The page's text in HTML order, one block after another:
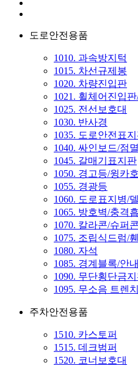
도로안전용품
1010. 과속방지턱
1015. 차선규제봉
1020. 차량진입판
1021. 휠체어진입
1025. 전선보호대
1030. 반사경
1035. 도로안전표
1040. 싸인보드/점
1045. 갈매기표지판
1050. 경고등/윙카
1055. 경광등
1060. 도로표지병/
1065. 방호벽/충격
1070. 칼라콘/슈퍼콘
1075. 조립식드럼/
1080. 자석
1085. 경계블록/안
1090. 무단횡단금
1095. 무소음 트렌치
주차안전용품
1510. 카스토퍼
1515. 데크범퍼
1520. 코너보호대